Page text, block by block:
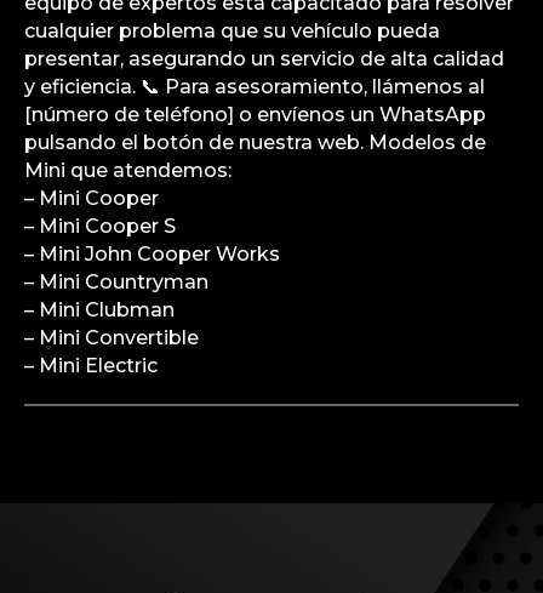
cualquier problema que su vehículo pueda
presentar, asegurando un servicio de alta calidad
y eficiencia. 📞 Para asesoramiento, llámenos al
[número de teléfono] o envíenos un WhatsApp
pulsando el botón de nuestra web. Modelos de
Mini que atendemos:
– Mini Cooper
– Mini Cooper S
– Mini John Cooper Works
– Mini Countryman
– Mini Clubman
– Mini Convertible
– Mini Electric